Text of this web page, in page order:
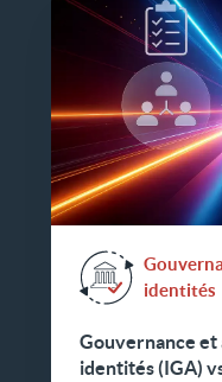
identités
Gouvernance et
identités (IGA)